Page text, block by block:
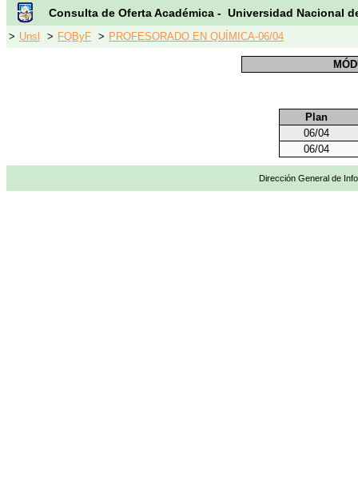
Consulta de Oferta Académica - Universidad Nacional
> Unsl > FQByF > PROFESORADO EN QUÍMICA-06/04
Plan
06/04
06/04
Dirección General de